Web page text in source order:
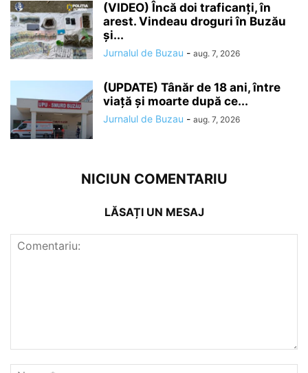
(VIDEO) Încă doi traficanți, în
arest. Vindeau droguri în Buzău
și...
Jurnalul de Buzau - aug. 7, 2026
(UPDATE) Tânăr de 18 ani, între
viață și moarte după ce...
Jurnalul de Buzau - aug. 7, 2026
NICIUN COMENTARIU
LĂSAȚI UN MESAJ